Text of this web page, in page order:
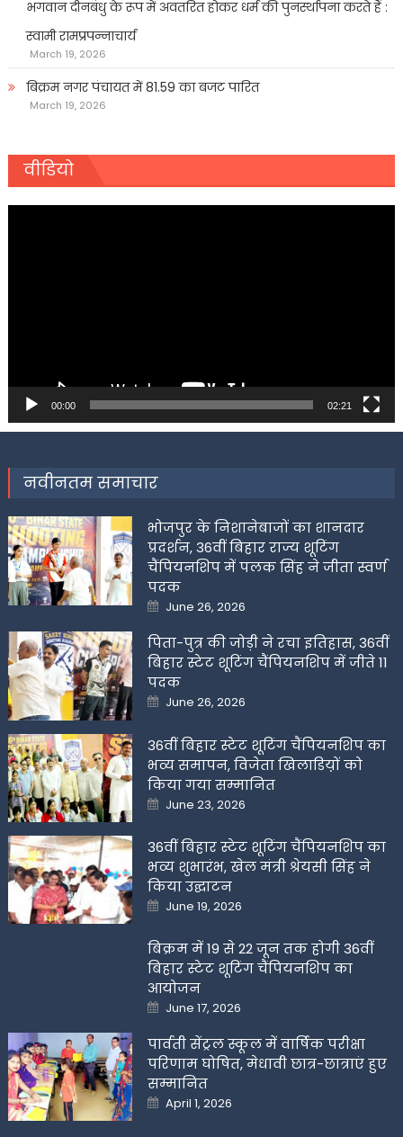
भगवान दीनबंधु के रूप में अवतरित होकर धर्म की पुनर्स्थापना करते हैं :
स्वामी रामप्रपन्नाचार्य
March 19, 2026
बिक्रम नगर पंचायत में 81.59 का बजट पारित
March 19, 2026
वीडियो
00:00 02:21
नवीनतम समाचार
भोजपुर के निशानेबाजों का शानदार
प्रदर्शन, 36वीं बिहार राज्य शूटिंग
चैंपियनशिप में पलक सिंह ने जीता स्वर्ण
पदक
Posted
on
June 26, 2026
पिता-पुत्र की जोड़ी ने रचा इतिहास, 36वीं
बिहार स्टेट शूटिंग चैंपियनशिप में जीते 11
पदक
Posted
on
June 26, 2026
36वीं बिहार स्टेट शूटिंग चैंपियनशिप का
भव्य समापन, विजेता खिलाडिय़ों को
किया गया सम्मानित
Posted
on
June 23, 2026
36वीं बिहार स्टेट शूटिंग चैंपियनशिप का
भव्य शुभारंभ, खेल मंत्री श्रेयसी सिंह ने
किया उद्घाटन
Posted
on
June 19, 2026
बिक्रम में 19 से 22 जून तक होगी 36वीं
बिहार स्टेट शूटिंग चैंपियनशिप का
आयोजन
Posted
on
June 17, 2026
पार्वती सेंट्रल स्कूल में वार्षिक परीक्षा
परिणाम घोषित, मेधावी छात्र-छात्राएं हुए
सम्मानित
Posted
on
April 1, 2026